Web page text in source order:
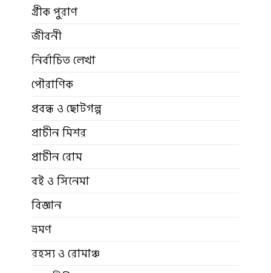
গ্রীক পুরাণ
জীবনী
নির্বাচিত লেখা
পৌরাণিক
প্রবন্ধ ও ছোটগল্প
প্রাচীন মিশর
প্রাচীন রোম
বই ও সিনেমা
বিজ্ঞান
ভ্রমণ
রহস্য ও রোমাঞ্চ